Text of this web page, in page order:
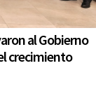
al Gobierno
crecimiento